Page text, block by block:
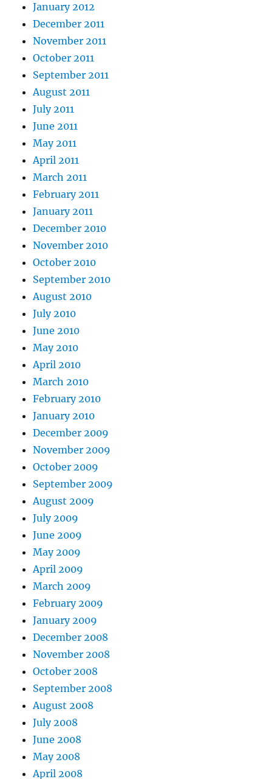
January 2012
December 2011
November 2011
October 2011
September 2011
August 2011
July 2011
June 2011
May 2011
April 2011
March 2011
February 2011
January 2011
December 2010
November 2010
October 2010
September 2010
August 2010
July 2010
June 2010
May 2010
April 2010
March 2010
February 2010
January 2010
December 2009
November 2009
October 2009
September 2009
August 2009
July 2009
June 2009
May 2009
April 2009
March 2009
February 2009
January 2009
December 2008
November 2008
October 2008
September 2008
August 2008
July 2008
June 2008
May 2008
April 2008